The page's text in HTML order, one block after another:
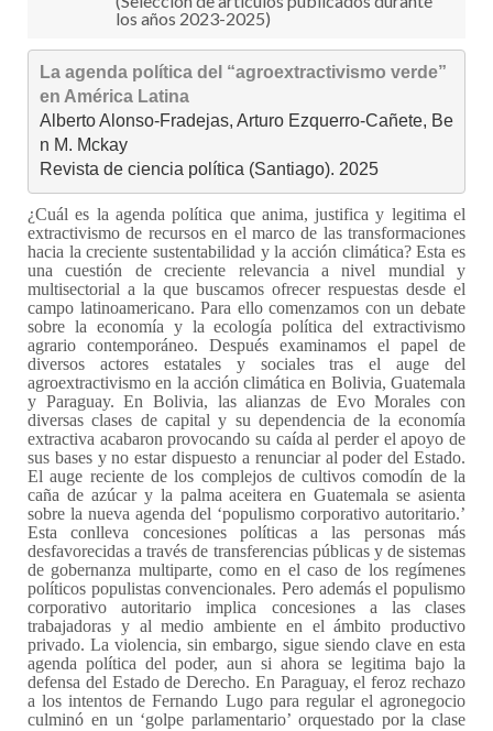
los años 2023-2025)
La agenda política del “agroextractivismo verde”
en América Latina
Alberto Alonso-Fradejas, Arturo Ezquerro-Cañete, Be
n M. Mckay
Revista de ciencia política (Santiago). 2025
¿Cuál es la agenda política que anima, justifica y legitima el
extractivismo de recursos en el marco de las transformaciones
hacia la creciente sustentabilidad y la acción climática? Esta es
una cuestión de creciente relevancia a nivel mundial y
multisectorial a la que buscamos ofrecer respuestas desde el
campo latinoamericano. Para ello comenzamos con un debate
sobre la economía y la ecología política del extractivismo
agrario contemporáneo. Después examinamos el papel de
diversos actores estatales y sociales tras el auge del
agroextractivismo en la acción climática en Bolivia, Guatemala
y Paraguay. En Bolivia, las alianzas de Evo Morales con
diversas clases de capital y su dependencia de la economía
extractiva acabaron provocando su caída al perder el apoyo de
sus bases y no estar dispuesto a renunciar al poder del Estado.
El auge reciente de los complejos de cultivos comodín de la
caña de azúcar y la palma aceitera en Guatemala se asienta
sobre la nueva agenda del ‘populismo corporativo autoritario.’
Esta conlleva concesiones políticas a las personas más
desfavorecidas a través de transferencias públicas y de sistemas
de gobernanza multiparte, como en el caso de los regímenes
políticos populistas convencionales. Pero además el populismo
corporativo autoritario implica concesiones a las clases
trabajadoras y al medio ambiente en el ámbito productivo
privado. La violencia, sin embargo, sigue siendo clave en esta
agenda política del poder, aun si ahora se legitima bajo la
defensa del Estado de Derecho. En Paraguay, el feroz rechazo
a los intentos de Fernando Lugo para regular el agronegocio
culminó en un ‘golpe parlamentario’ orquestado por la clase